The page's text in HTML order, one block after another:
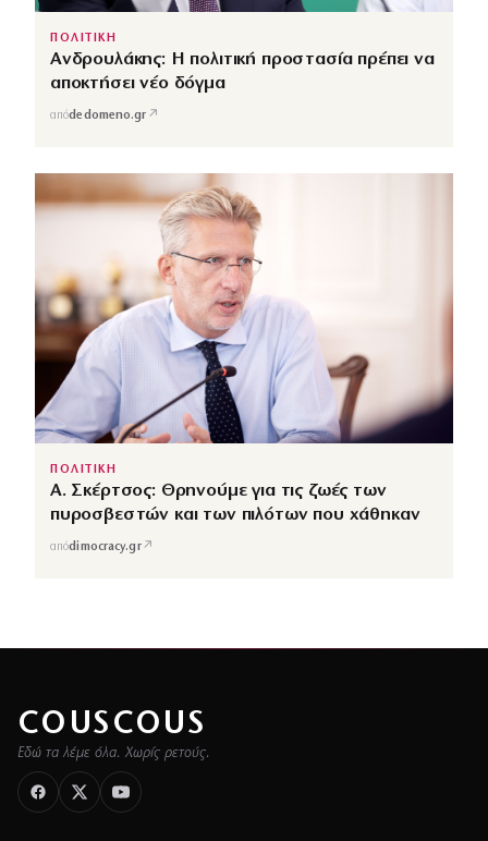
ΠΟΛΙΤΙΚΗ
Ανδρουλάκης: Η πολιτική προστασία πρέπει να
αποκτήσει νέο δόγμα
απόdedomeno.gr ↗
ΠΟΛΙΤΙΚΗ
Α. Σκέρτσος: Θρηνούμε για τις ζωές των
πυροσβεστών και των πιλότων που χάθηκαν
απόdimocracy.gr↗
COUSCOUS
Εδώ τα λέμε όλα. Χωρίς ρετούς.